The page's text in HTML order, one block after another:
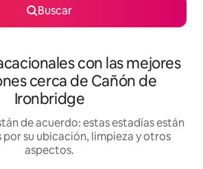
Buscar
con las mejores
cerca de Cañón de
Ironbridge
de acuerdo: estas estadías están
por su ubicación, limpieza y otros
aspectos.